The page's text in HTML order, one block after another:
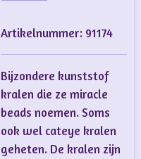
Artikelnummer: 91174
Bijzondere kunststof
kralen die ze miracle
beads noemen. Soms
ook wel cateye kralen
geheten. De kralen zijn